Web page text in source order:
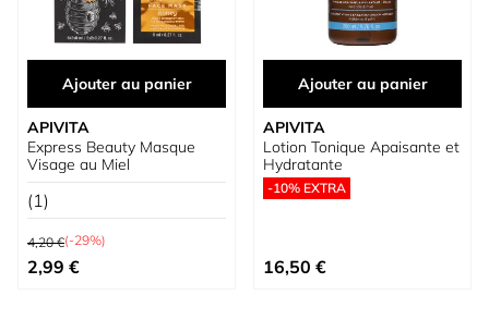
Ajouter au panier
APIVITA
Express Beauty Masque
Visage au Miel
(1)
Prix normal
4,20 €(-29%)
Prix spécial
2,99 €
Ajouter au panier
APIVITA
Lotion Tonique Apaisante et
Hydratante
-10% EXTRA
16,50 €